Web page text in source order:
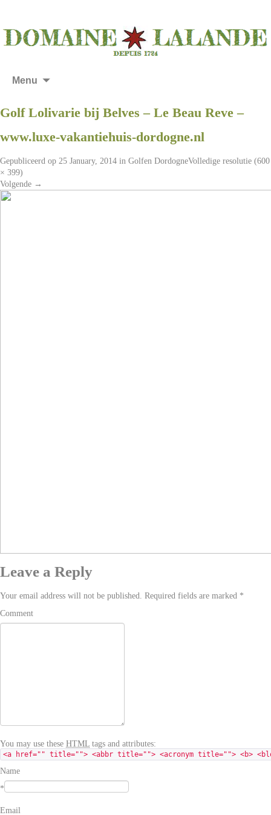
Menu
Golf Lolivarie bij Belves – Le Beau Reve –
www.luxe-vakantiehuis-dordogne.nl
Gepubliceerd op 25 January, 2014 in Golfen DordogneVolledige resolutie (600
× 399)
Volgende →
Leave a Reply
Your email address will not be published. Required fields are marked *
Comment
You may use these HTML tags and attributes:
<a href="" title=""> <abbr title=""> <acronym title=""> <b>
Name
*
Email